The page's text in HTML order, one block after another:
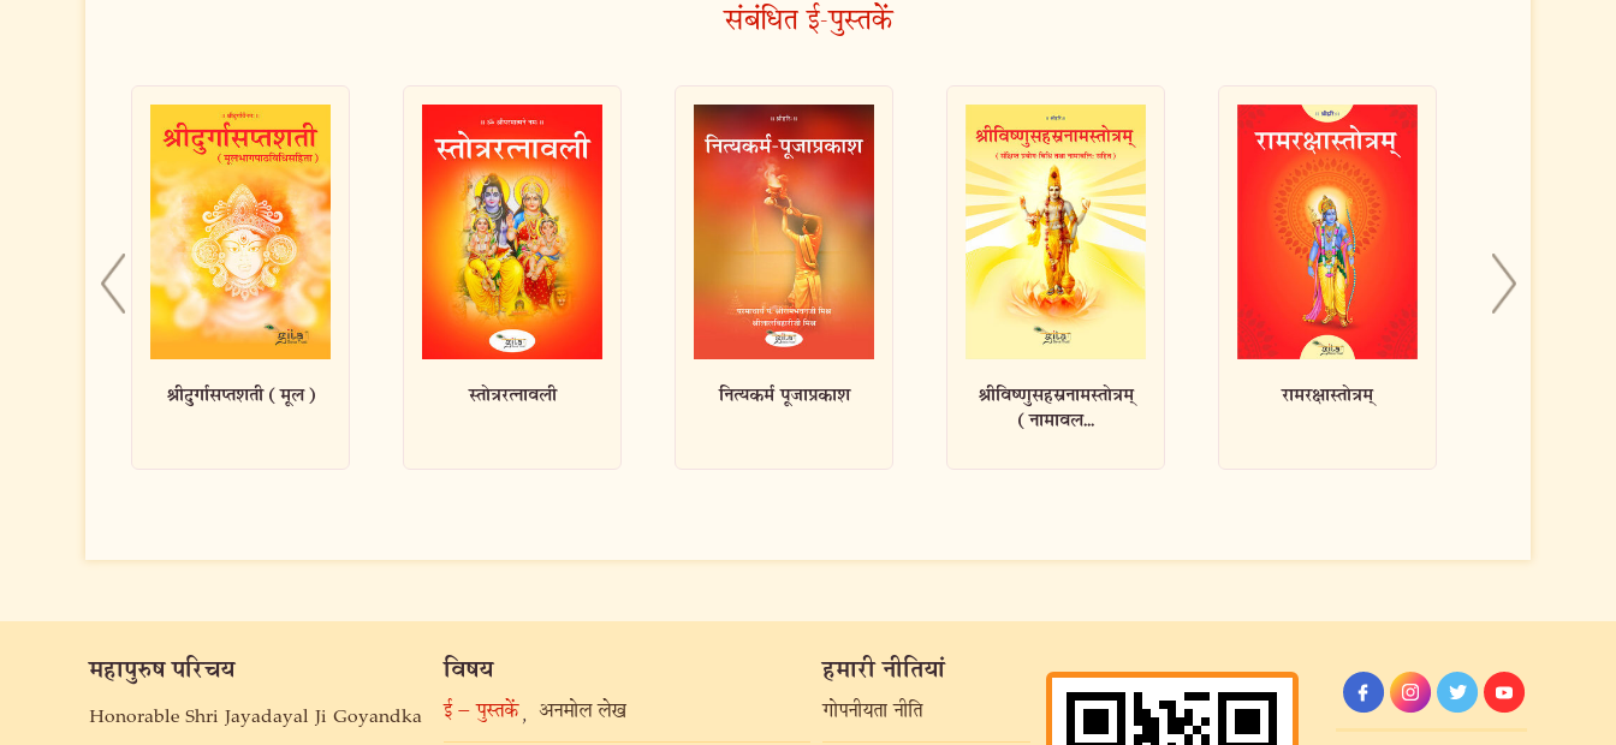
संबंधित ई-पुस्तकें
स्तोत्ररत्नावली नित्यकर्म पूजाप्रकाश
श्रीविष्णुसहस्रनामस्तोत्रम्
रामरक्षास्तोत्रम् आदित्यहृदयस्तोत्रम्
महापुरुष परिचय
Honorable Shri Jayadayal Ji Goyandka
विषय
ई – पुस्तकें , अनमोल लेख
हमारी नीतियां
गोपनीयता नीति